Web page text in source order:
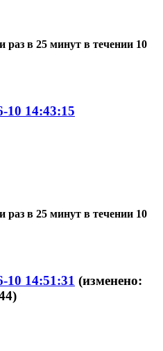
в 25 минут в течении 10
10 14:43:15
в 25 минут в течении 10
10 14:51:31 (изменено: